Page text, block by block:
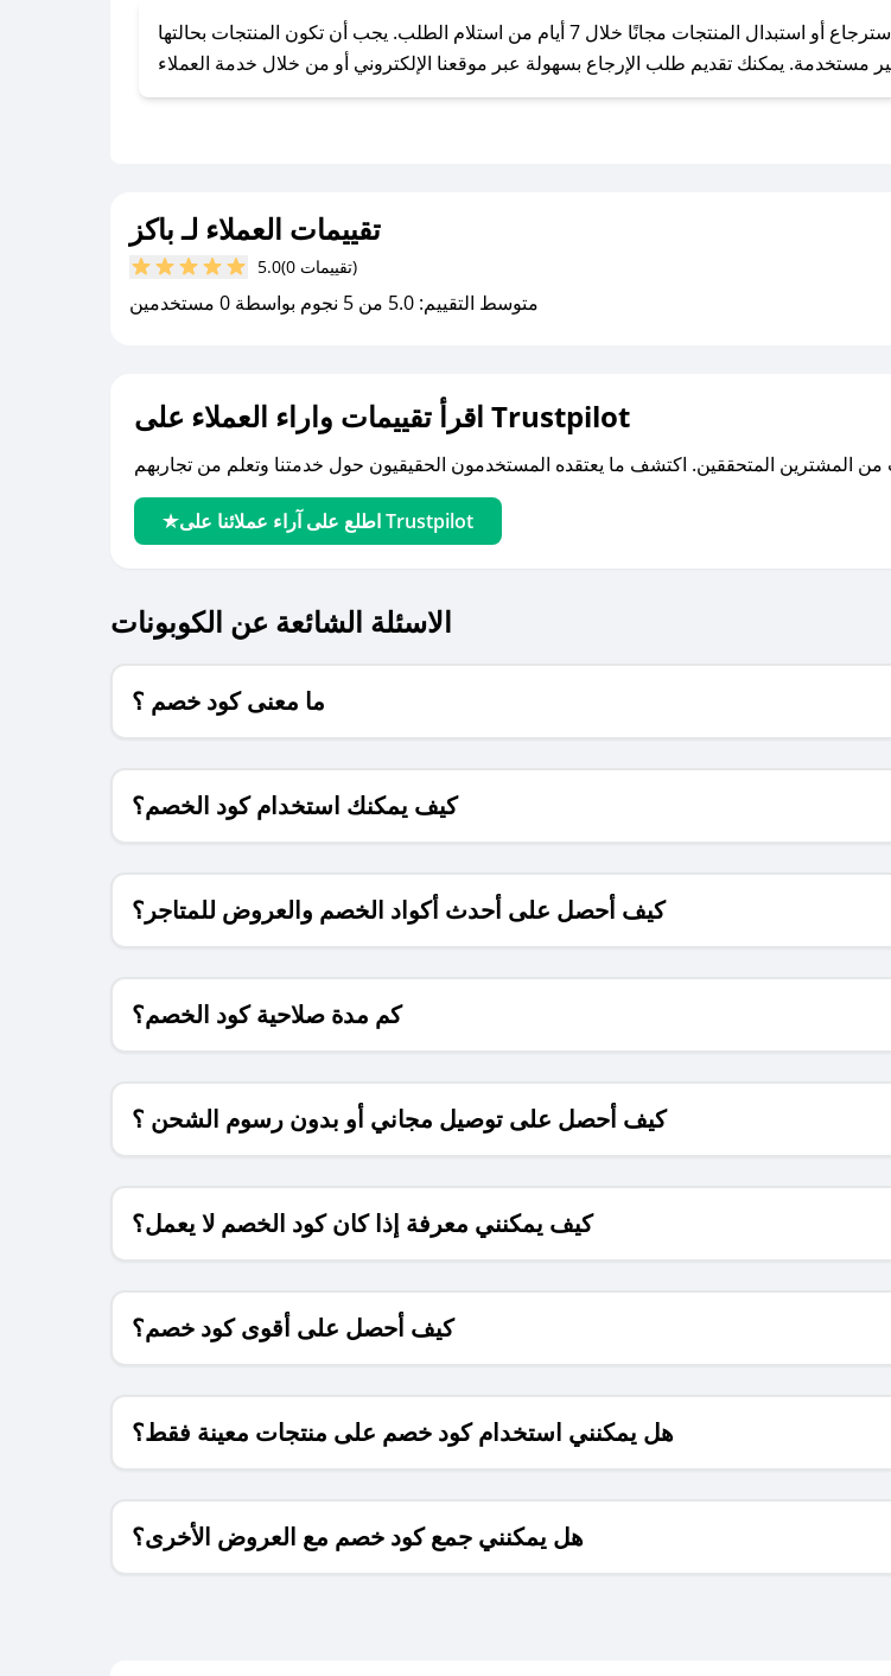
يحرص باكز على توفير تجربة تسوق آمنة ومريحة لعملائه، حيث يمكنك استرجاع أو استبدال المنتجات مجانًا خلال 7 أيام من استلام الطلب. يجب أن تكون المنتجات بحالتها
تقييمات العملاء لـ باكز
5.0 (0 تقييمات)
متوسط التقييم: 5.0 من 5 نجوم بواسطة 0 مستخدمين
اقرأ تقييمات واراء العملاء على Trustpilot
اطلع على آراء عملائنا على Trustpilot
الاسئلة الشائعة عن الكوبونات
ما معنى كود خصم ؟
كيف يمكنك استخدام كود الخصم؟
كيف أحصل على أحدث أكواد الخصم والعروض للمتاجر؟
كم مدة صلاحية كود الخصم؟
كيف أحصل على توصيل مجاني أو بدون رسوم الشحن ؟
كيف يمكنني معرفة إذا كان كود الخصم لا يعمل؟
كيف أحصل على أقوى كود خصم؟
هل يمكنني استخدام كود خصم على منتجات معينة فقط؟
هل يمكنني جمع كود خصم مع العروض الأخرى؟